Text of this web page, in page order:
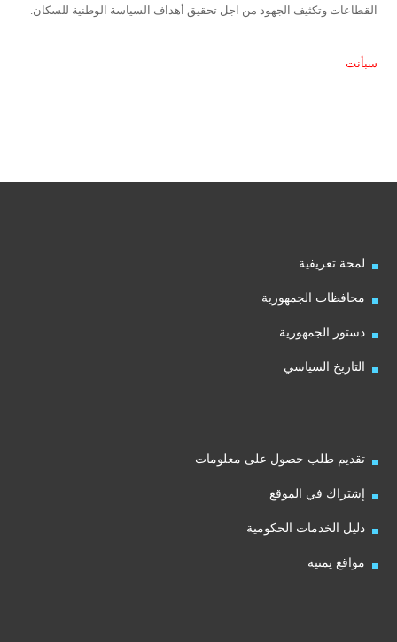
القطاعات وتكثيف الجهود من اجل تحقيق أهداف السياسة الوطنية للسكان.
سبأنت
لمحة تعريفية
محافظات الجمهورية
دستور الجمهورية
التاريخ السياسي
تقديم طلب حصول على معلومات
إشتراك في الموقع
دليل الخدمات الحكومية
مواقع يمنية